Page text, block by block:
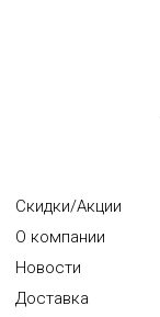
Скидки/Акции
О компании
Новости
Доставка